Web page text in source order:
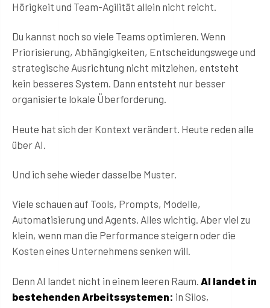
Hörigkeit und Team-Agilität allein nicht reicht.
Du kannst noch so viele Teams optimieren. Wenn
Priorisierung, Abhängigkeiten, Entscheidungswege und
strategische Ausrichtung nicht mitziehen, entsteht
kein besseres System. Dann entsteht nur besser
organisierte lokale Überforderung.
Heute hat sich der Kontext verändert. Heute reden alle
über AI.
Und ich sehe wieder dasselbe Muster.
Viele schauen auf Tools, Prompts, Modelle,
Automatisierung und Agents. Alles wichtig. Aber viel zu
klein, wenn man die Performance steigern oder die
Kosten eines Unternehmens senken will.
Denn AI landet nicht in einem leeren Raum. AI landet in
bestehenden Arbeitssystemen: in Silos,